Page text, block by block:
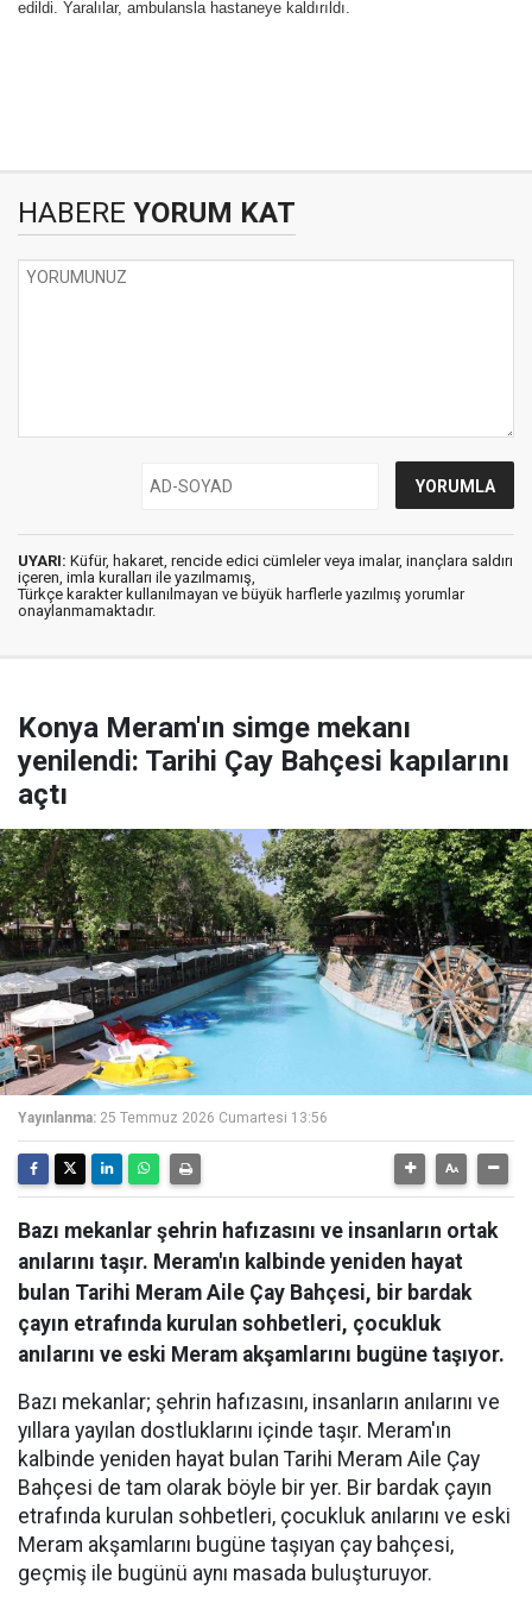
edildi. Yaralılar, ambulansla hastaneye kaldırıldı.
HABERE YORUM KAT
UYARI: Küfür, hakaret, rencide edici cümleler veya imalar, inançlara saldırı
içeren, imla kuralları ile yazılmamış,
Türkçe karakter kullanılmayan ve büyük harflerle yazılmış yorumlar
onaylanmamaktadır.
Konya Meram'ın simge mekanı
yenilendi: Tarihi Çay Bahçesi kapılarını
açtı
Yayınlanma: 25 Temmuz 2026 Cumartesi 13:56
Bazı mekanlar şehrin hafızasını ve insanların ortak
anılarını taşır. Meram'ın kalbinde yeniden hayat
bulan Tarihi Meram Aile Çay Bahçesi, bir bardak
çayın etrafında kurulan sohbetleri, çocukluk
anılarını ve eski Meram akşamlarını bugüne taşıyor.
Bazı mekanlar; şehrin hafızasını, insanların anılarını ve
yıllara yayılan dostluklarını içinde taşır. Meram'ın
kalbinde yeniden hayat bulan Tarihi Meram Aile Çay
Bahçesi de tam olarak böyle bir yer. Bir bardak çayın
etrafında kurulan sohbetleri, çocukluk anılarını ve eski
Meram akşamlarını bugüne taşıyan çay bahçesi,
geçmiş ile bugünü aynı masada buluşturuyor.